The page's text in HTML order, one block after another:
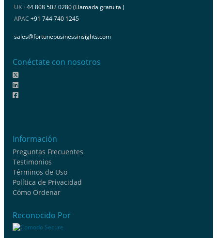
UK+44 808 502 0280 (Llamada gratuita )
APAC +91 744 740 1245
sales@fortunebusinessinsights.com
Conéctate con nosotros
Información
Preguntas Frecuentes
Testimonios
Términos de Uso
Política de Privacidad
Cómo Ordenar
Reconocido Por